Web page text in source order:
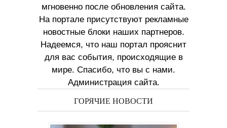
мгновенно после обновления сайта.
На портале присутствуют рекламные
новостные блоки наших партнеров.
Надеемся, что наш портал прояснит
для вас события, происходящие в
мире. Спасибо, что вы с нами.
Администрация сайта.
ГОРЯЧИЕ НОВОСТИ